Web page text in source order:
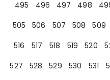
495
496 497 498
505
506 507 508 509
516
517 518 519 520
527
528 529 530 531